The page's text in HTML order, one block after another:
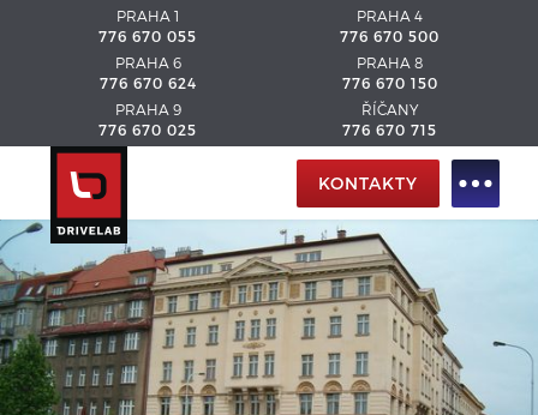
PRAHA 1
776 670 055
PRAHA 4
776 670 500
PRAHA 6
776 670 624
PRAHA 8
776 670 150
PRAHA 9
776 670 025
ŘÍČANY
776 670 715
KONTAKTY